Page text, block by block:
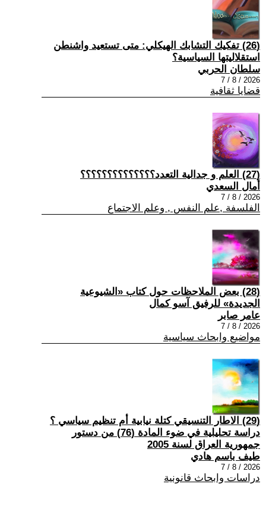
(26) تفكيك التشابك الهيكلي: متى تستعيد واشنطن
استقلاليتها السياسية؟
سلطان الحربي
2026 / 8 / 7
قضايا ثقافية
(27) العلم و جدالية التعدد؟؟؟؟؟؟؟؟؟؟؟؟؟؟
أمال السعدي
2026 / 8 / 7
الفلسفة ,علم النفس , وعلم الاجتماع
(28) بعض الملاحظات حول كتاب «الشيوعية
الجديدة» للرفيق آسو كمال
عامر صابر
2026 / 8 / 7
مواضيع وابحاث سياسية
(29) الاطار التنسيقي كتلة نيابية أم تنظيم سياسي ؟
دراسة تحليلية في ضوء المادة (76) من دستور
جمهورية العراق لسنة 2005
طيف باسم هادي
2026 / 8 / 7
دراسات وابحاث قانونية